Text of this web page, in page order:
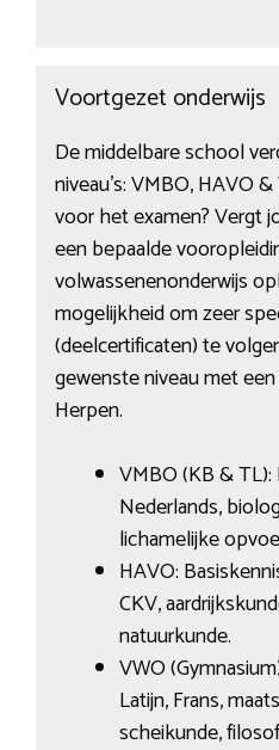
Voortgezet onderwijs
De middelbare school
niveau’s: VMBO, HAVO
voor het examen? Vergt
een bepaalde
volwassenenonderwijs
mogelijkheid om zeer
(deelcertificaten) te
gewenste niveau met
Herpen.
VMBO (KB &
Nederlands,
lichamelijke
HAVO:
CKV,
natuurkunde.
VWO
Latijn, Frans,
scheikunde,